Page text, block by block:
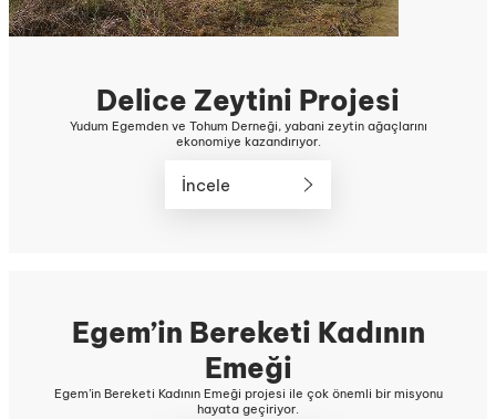
Delice Zeytini Projesi
Yudum Egemden ve Tohum Derneği, yabani zeytin ağaçlarını
ekonomiye kazandırıyor.
İncele
Egem’in Bereketi Kadının
Emeği
Egem’in Bereketi Kadının Emeği projesi ile çok önemli bir misyonu
hayata geçiriyor.